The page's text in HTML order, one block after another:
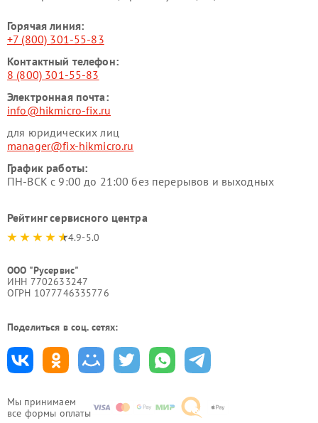
Мы принимаем
все формы оплаты
Горячая линия:
+7 (800) 301-55-83
Контактный телефон:
8 (800) 301-55-83
Электронная почта:
info@hikmicro-fix.ru
для юридических лиц
manager@fix-hikmicro.ru
График работы:
ПН-ВСК с 9:00 до 21:00 без перерывов и выходных
Рейтинг сервисного центра
4.9-5.0
ООО "Русервис"
ИНН 7702633247
ОГРН 1077746335776
Поделиться в соц. сетях: